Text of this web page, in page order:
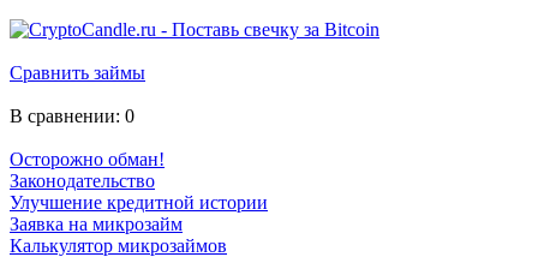
Сравнить займы
В сравнении: 0
Осторожно обман!
Законодательство
Улучшение кредитной истории
Заявка на микрозайм
Калькулятор микрозаймов